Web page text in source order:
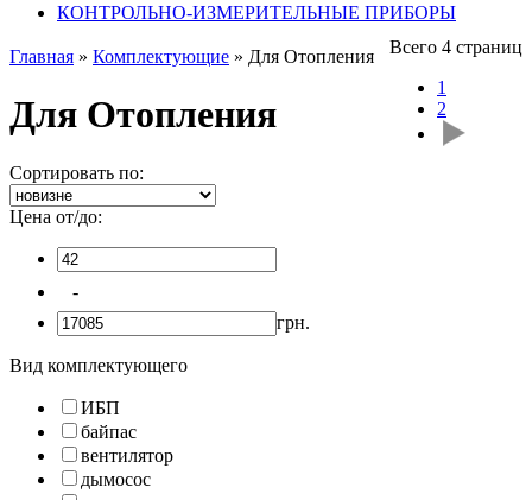
КОНТРОЛЬНО-ИЗМЕРИТЕЛЬНЫЕ ПРИБОРЫ
Главная » Комплектующие » Для Отопления
Для Отопления
Всего 4 страниц
1
2
Сортировать по:
Цена от/до:
-
грн.
Вид комплектующего
ИБП
байпас
вентилятор
дымосос